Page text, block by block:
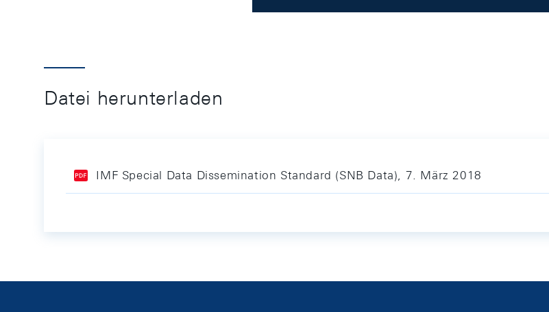
Datei herunterladen
IMF Special Data Dissemination Standard (SNB Data), 7. März 2018